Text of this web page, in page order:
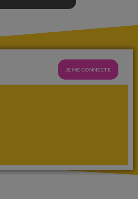
JE ME CONNECTE